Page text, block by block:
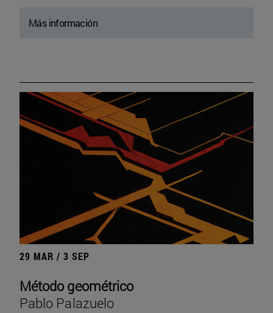
Más información
29 MAR / 3 SEP
Método geométrico
Pablo Palazuelo